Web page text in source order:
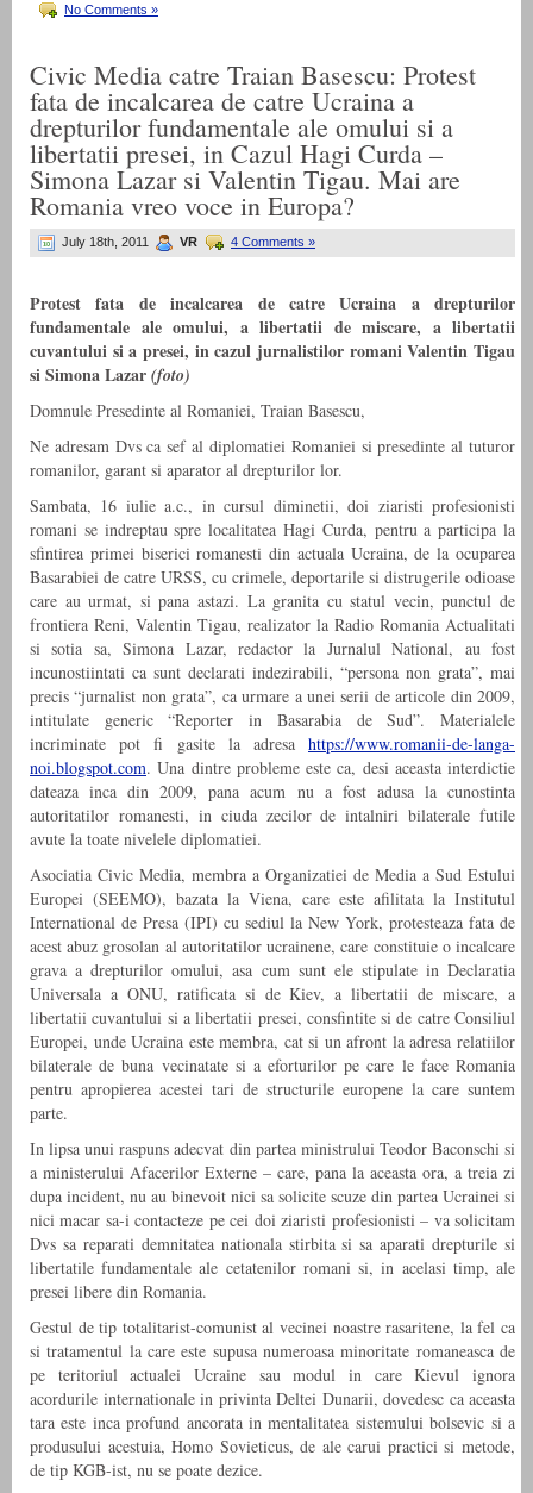
No Comments »
Civic Media catre Traian Basescu: Protest
fata de incalcarea de catre Ucraina a
drepturilor fundamentale ale omului si a
libertatii presei, in Cazul Hagi Curda –
Simona Lazar si Valentin Tigau. Mai are
Romania vreo voce in Europa?
July 18th, 2011 VR 4 Comments »
Protest fata de incalcarea de catre Ucraina a drepturilor
fundamentale ale omului, a libertatii de miscare, a libertatii
cuvantului si a presei, in cazul jurnalistilor romani Valentin Tigau
si Simona Lazar (foto)
Domnule Presedinte al Romaniei, Traian Basescu,
Ne adresam Dvs ca sef al diplomatiei Romaniei si presedinte al tuturor
romanilor, garant si aparator al drepturilor lor.
Sambata, 16 iulie a.c., in cursul diminetii, doi ziaristi profesionisti
romani se indreptau spre localitatea Hagi Curda, pentru a participa la
sfintirea primei biserici romanesti din actuala Ucraina, de la ocuparea
Basarabiei de catre URSS, cu crimele, deportarile si distrugerile odioase
care au urmat, si pana astazi. La granita cu statul vecin, punctul de
frontiera Reni, Valentin Tigau, realizator la Radio Romania Actualitati
si sotia sa, Simona Lazar, redactor la Jurnalul National, au fost
incunostiintati ca sunt declarati indezirabili, “persona non grata”, mai
precis “jurnalist non grata”, ca urmare a unei serii de articole din 2009,
intitulate generic “Reporter in Basarabia de Sud”. Materialele
incriminate pot fi gasite la adresa https://www.romanii-de-langa-
noi.blogspot.com. Una dintre probleme este ca, desi aceasta interdictie
dateaza inca din 2009, pana acum nu a fost adusa la cunostinta
autoritatilor romanesti, in ciuda zecilor de intalniri bilaterale futile
avute la toate nivelele diplomatiei.
Asociatia Civic Media, membra a Organizatiei de Media a Sud Estului
Europei (SEEMO), bazata la Viena, care este afilitata la Institutul
International de Presa (IPI) cu sediul la New York, protesteaza fata de
acest abuz grosolan al autoritatilor ucrainene, care constituie o incalcare
grava a drepturilor omului, asa cum sunt ele stipulate in Declaratia
Universala a ONU, ratificata si de Kiev, a libertatii de miscare, a
libertatii cuvantului si a libertatii presei, consfintite si de catre Consiliul
Europei, unde Ucraina este membra, cat si un afront la adresa relatiilor
bilaterale de buna vecinatate si a eforturilor pe care le face Romania
pentru apropierea acestei tari de structurile europene la care suntem
parte.
In lipsa unui raspuns adecvat din partea ministrului Teodor Baconschi si
a ministerului Afacerilor Externe – care, pana la aceasta ora, a treia zi
dupa incident, nu au binevoit nici sa solicite scuze din partea Ucrainei si
nici macar sa-i contacteze pe cei doi ziaristi profesionisti – va solicitam
Dvs sa reparati demnitatea nationala stirbita si sa aparati drepturile si
libertatile fundamentale ale cetatenilor romani si, in acelasi timp, ale
presei libere din Romania.
Gestul de tip totalitarist-comunist al vecinei noastre rasaritene, la fel ca
si tratamentul la care este supusa numeroasa minoritate romaneasca de
pe teritoriul actualei Ucraine sau modul in care Kievul ignora
acordurile internationale in privinta Deltei Dunarii, dovedesc ca aceasta
tara este inca profund ancorata in mentalitatea sistemului bolsevic si a
produsului acestuia, Homo Sovieticus, de ale carui practici si metode,
de tip KGB-ist, nu se poate dezice.